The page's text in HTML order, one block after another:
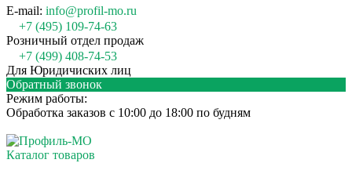
E-mail: info@profil-mo.ru
+7 (495) 109-74-63
Розничный отдел продаж
+7 (499) 408-74-53
Для Юридичиских лиц
Обратный звонок
Режим работы:
Обработка заказов с 10:00 до 18:00 по будням
Каталог товаров